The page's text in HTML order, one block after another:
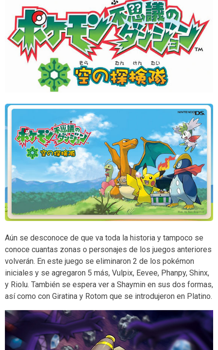
Aún se desconoce de que va toda la historia y tampoco se
conoce cuantas zonas o personajes de los juegos anteriores
volverán. En este juego se eliminaron 2 de los pokémon
iniciales y se agregaron 5 más, Vulpix, Eevee, Phanpy, Shinx,
y Riolu. También se espera ver a Shaymin en sus dos formas,
así como con Giratina y Rotom que se introdujeron en Platino.